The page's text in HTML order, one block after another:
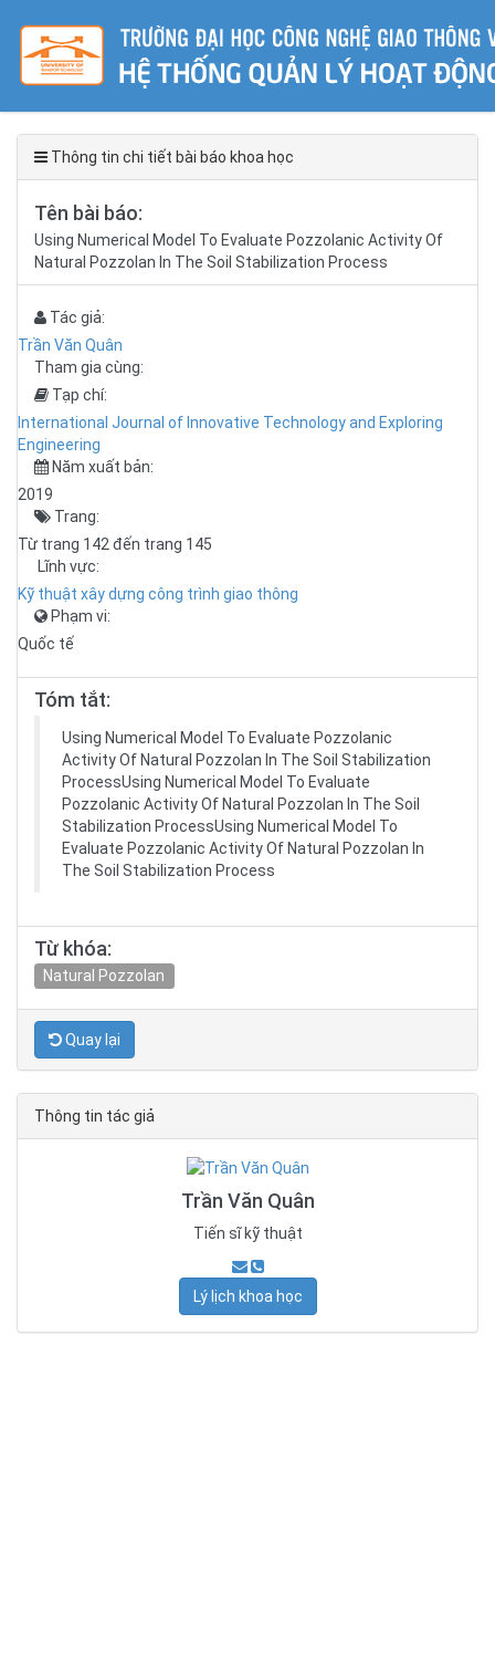
Thông tin chi tiết bài báo khoa học
Tên bài báo:
Using Numerical Model To Evaluate Pozzolanic Activity Of
Natural Pozzolan In The Soil Stabilization Process
Tác giả:
Trần Văn Quân
Tham gia cùng:
Tạp chí:
International Journal of Innovative Technology and Exploring
Engineering
Năm xuất bản:
2019
Trang:
Từ trang 142 đến trang 145
Lĩnh vực:
Kỹ thuật xây dựng công trình giao thông
Phạm vi:
Quốc tế
Tóm tắt:
Using Numerical Model To Evaluate Pozzolanic
Activity Of Natural Pozzolan In The Soil Stabilization
ProcessUsing Numerical Model To Evaluate
Pozzolanic Activity Of Natural Pozzolan In The Soil
Stabilization ProcessUsing Numerical Model To
Evaluate Pozzolanic Activity Of Natural Pozzolan In
The Soil Stabilization Process
Từ khóa:
Natural Pozzolan
Quay lại
Thông tin tác giả
Trần Văn Quân
Tiến sĩ kỹ thuật
Lý lịch khoa học